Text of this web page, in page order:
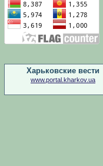
Харьковские вести
www.portal.kharkov.ua